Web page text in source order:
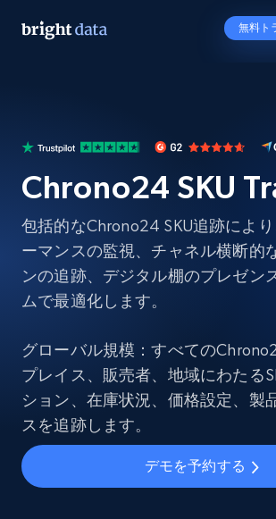
無料ト
Chrono24 SKU
包括的なChrono24 SKU追跡によ
ーマンスの監視、チャネル横断的
ンの追跡、デジタル棚のプレゼン
ムで最適化します。
グローバル規模：すべての
プレイス、販売者、地域にわたる
ション、在庫状況、価格設定、製
スを追跡します。
デモを予約する